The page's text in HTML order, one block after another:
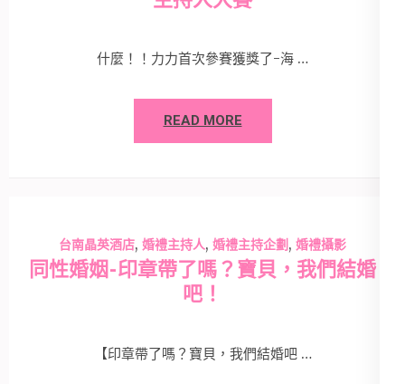
什麼！！力力首次參賽獲獎了-海 …
READ MORE
台南晶英酒店, 婚禮主持人, 婚禮主持企劃 , 婚禮攝影
同性婚姻-印章帶了嗎？寶貝，我們結婚
吧！
【印章帶了嗎？寶貝，我們結婚吧 …